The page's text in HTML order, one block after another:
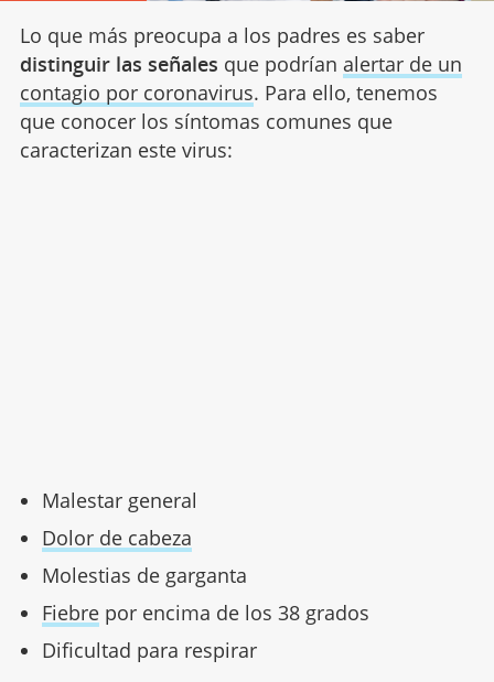
Lo que más preocupa a los padres es saber
distinguir las señales que podrían alertar de un
contagio por coronavirus. Para ello, tenemos
que conocer los síntomas comunes que
caracterizan este virus:
Malestar general
Dolor de cabeza
Molestias de garganta
Fiebrepor encima de los 38 grados
Dificultad para respirar